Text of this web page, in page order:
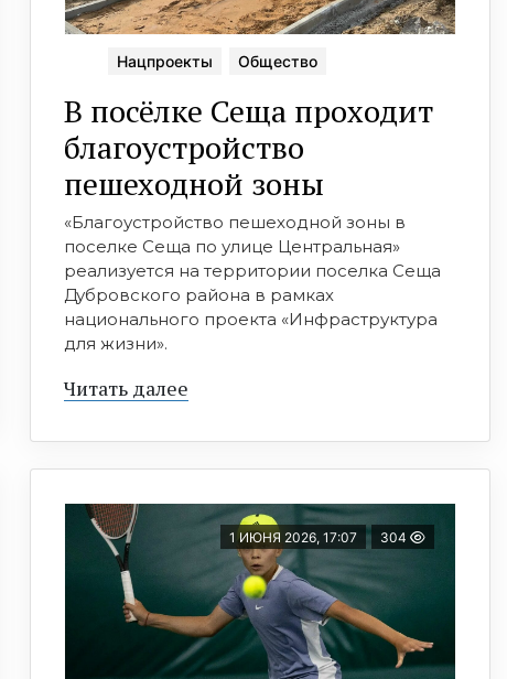
Нацпроекты Общество
В посёлке Сеща проходит
благоустройство
пешеходной зоны
«Благоустройство пешеходной зоны в
поселке Сеща по улице Центральная»
реализуется на территории поселка Сеща
Дубровского района в рамках
национального проекта «Инфраструктура
для жизни».
Читать далее
1 ИЮНЯ 2026, 17:07 304